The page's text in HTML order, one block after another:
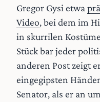
Gregor Gysi etwa
Video, bei dem im
in skurrilen
Stück bar jeder
anderen Post zeigt
eingegipsten
Senator, als er an